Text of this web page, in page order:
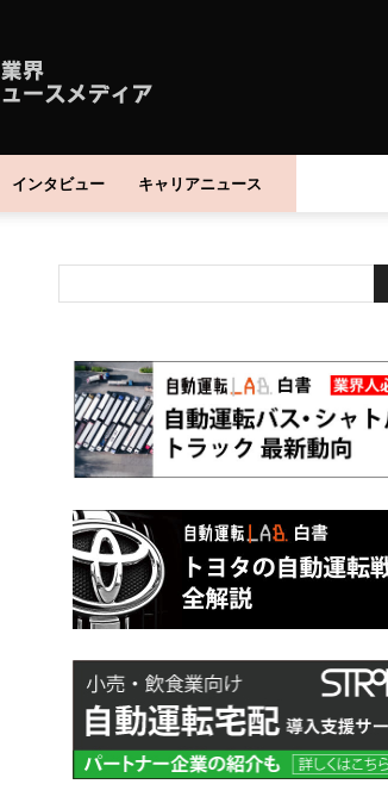
インタビュー キャリアニュース